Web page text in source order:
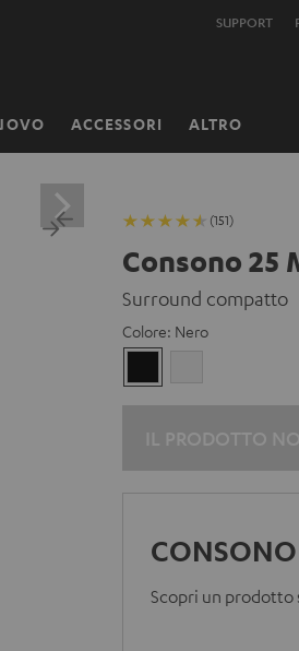
SUPPORT
ACCESSORI ALTRO
(151)
Consono 25
Surround compatto
Colore: Nero
Scopri un prodotto